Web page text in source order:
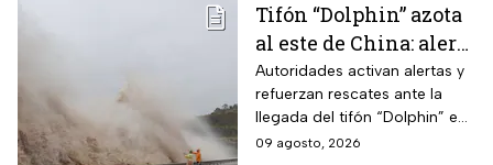
Tifón “Dolphin” azota
al este de China: alerta
máxima por
inundaciones y
ráfagas
Autoridades activan alertas y
refuerzan rescates ante la
llegada del tifón “Dolphin” en
el este de China con vientos
09 agosto, 2026